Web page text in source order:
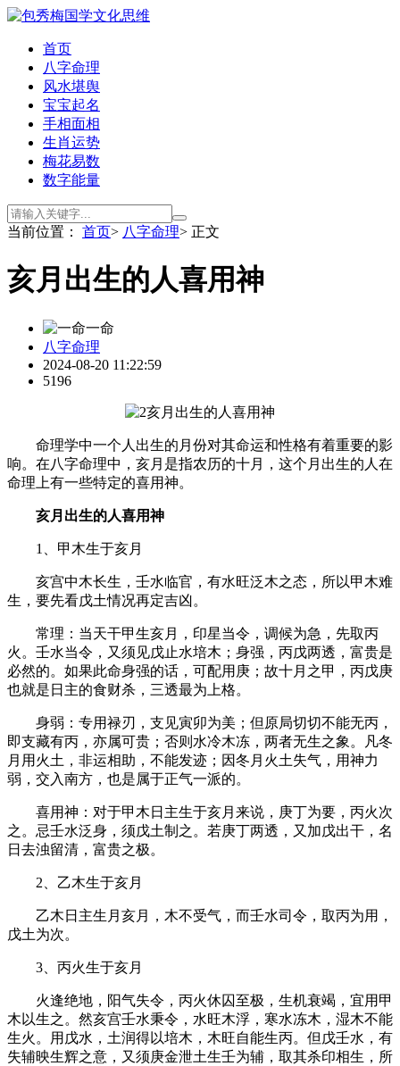
首页
八字命理
风水堪舆
宝宝起名
手相面相
生肖运势
梅花易数
数字能量
当前位置： 首页> 八字命理> 正文
亥月出生的人喜用神
一命
八字命理
2024-08-20 11:22:59
5196
命理学中一个人出生的月份对其命运和性格有着重要的影
响。在八字命理中，亥月是指农历的十月，这个月出生的人在
命理上有一些特定的喜用神。
亥月出生的人喜用神
1、甲木生于亥月
亥宫中木长生，壬水临官，有水旺泛木之态，所以甲木难
生，要先看戊土情况再定吉凶。
常理：当天干甲生亥月，印星当令，调候为急，先取丙
火。壬水当令，又须见戊止水培木；身强，丙戊两透，富贵是
必然的。如果此命身强的话，可配用庚；故十月之甲，丙戊庚
也就是日主的食财杀，三透最为上格。
身弱：专用禄刃，支见寅卯为美；但原局切切不能无丙，
即支藏有丙，亦属可贵；否则水冷木冻，两者无生之象。凡冬
月用火土，非运相助，不能发迹；因冬月火土失气，用神力
弱，交入南方，也是属于正气一派的。
喜用神：对于甲木日主生于亥月来说，庚丁为要，丙火次
之。忌壬水泛身，须戊土制之。若庚丁两透，又加戊出干，名
日去浊留清，富贵之极。
2、乙木生于亥月
乙木日主生月亥月，木不受气，而壬水司令，取丙为用，
戊土为次。
3、丙火生于亥月
火逢绝地，阳气失令，丙火休囚至极，生机衰竭，宜用甲
木以生之。然亥宫壬水秉令，水旺木浮，寒水冻木，湿木不能
生火。用戊水，土润得以培木，木旺自能生丙。但戊壬水，有
失辅映生辉之意，又须庚金泄土生壬为辅，取其杀印相生，所